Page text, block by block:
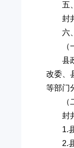
五
封
六
县
改委、
等部门
封
1.
2.